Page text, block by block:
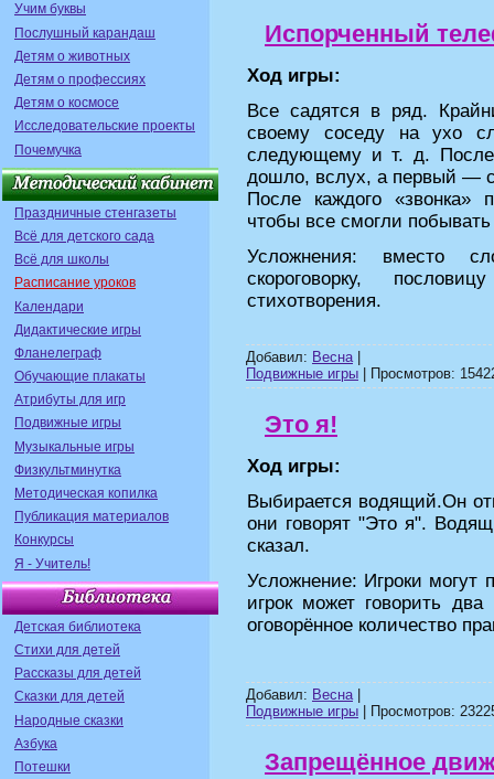
Учим буквы
Послушный карандаш
Детям о животных
Детям о профессиях
Детям о космосе
Исследовательские проекты
Почемучка
Праздничные стенгазеты
Всё для детского сада
Всё для школы
Расписание уроков
Календари
Дидактические игры
Фланелеграф
Обучающие плакаты
Атрибуты для игр
Подвижные игры
Музыкальные игры
Физкультминутка
Методическая копилка
Публикация материалов
Конкурсы
Я - Учитель!
Детская библиотека
Стихи для детей
Рассказы для детей
Сказки для детей
Народные сказки
Азбука
Потешки
Испорченный
Ход игры:
Все садятся в ряд.
своему соседу на ухо
следующему и т. д.
дошло, вслух, а первый —
После каждого «звонка»
чтобы все смогли
Усложнения: вместо
скороговорку,
стихотворения.
Добавил: Весна|
Подвижные игры | Просмотров:
Это я!
Ход игры:
Выбирается водящий.Он
они говорят "Это я".
сказал.
Усложнение: Игроки могут
игрок может говорить
оговорённое количество
Добавил: Весна|
Подвижные игры | Просмотров:
Запрещённое